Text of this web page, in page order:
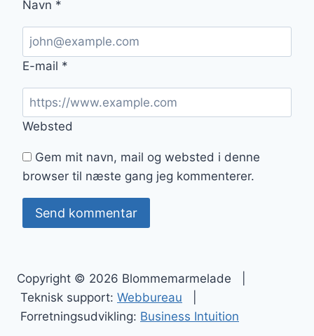
Navn *
E-mail *
Websted
Gem mit navn, mail og websted i denne
browser til næste gang jeg kommenterer.
Copyright © 2026 Blommemarmelade |
Teknisk support: Webbureau
Forretningsudvikling: Business Intuition